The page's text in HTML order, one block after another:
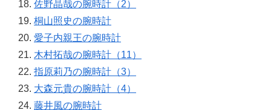
佐野晶哉の腕時計（2）
桐山照史の腕時計
愛子内親王の腕時計
木村拓哉の腕時計（11）
指原莉乃の腕時計（3）
大森元貴の腕時計（4）
藤井風の腕時計